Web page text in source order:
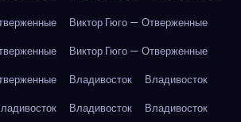
Виктор Гюго — Отверженные
Виктор Гюго — Отверженные
Владивосток
Владивосток
Владивосток
Владивосток